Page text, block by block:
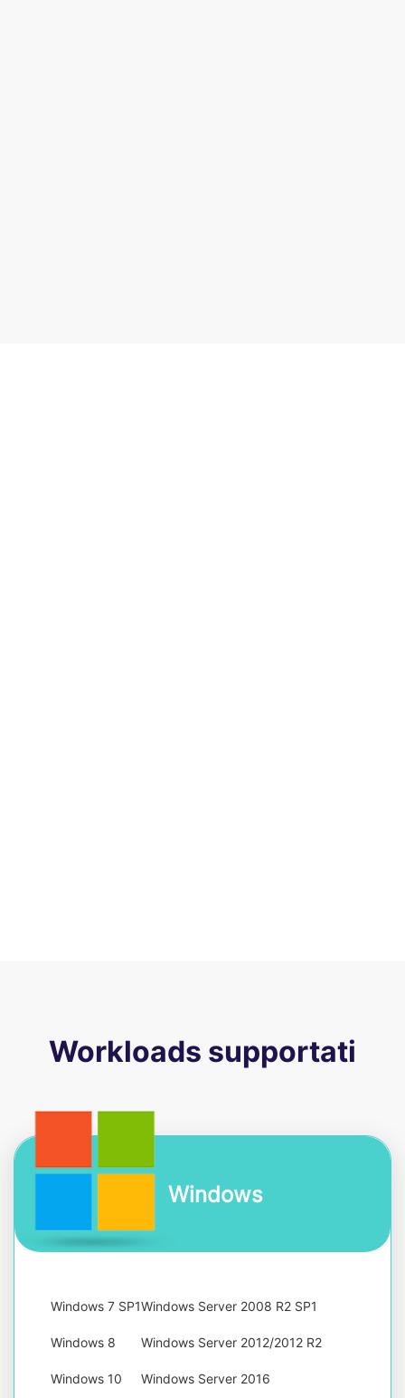
Workloads supportati
Windows
Windows 7 SP1
Windows 8
Windows 10
Windows Server 2008 R2 SP1
Windows Server 2012/2012 R2
Windows Server 2016